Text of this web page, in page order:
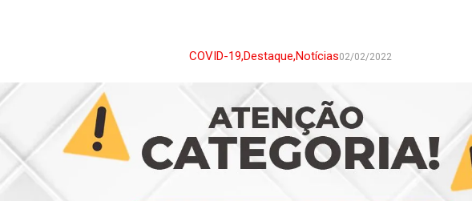
COVID-19,Destaque,Notícias02/02/2022